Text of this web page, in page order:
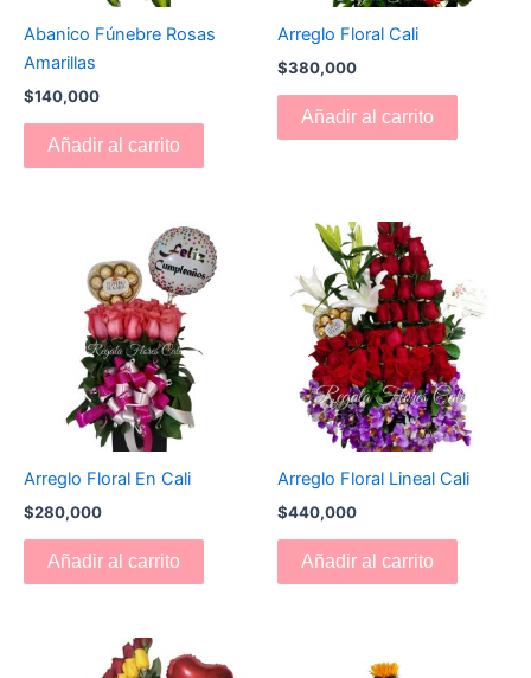
Abanico Fúnebre Rosas
Amarillas
$140,000
Añadir al carrito
Arreglo Floral Cali
$380,000
Añadir al carrito
Arreglo Floral En Cali
$280,000
Añadir al carrito
Arreglo Floral Lineal Cali
$440,000
Añadir al carrito